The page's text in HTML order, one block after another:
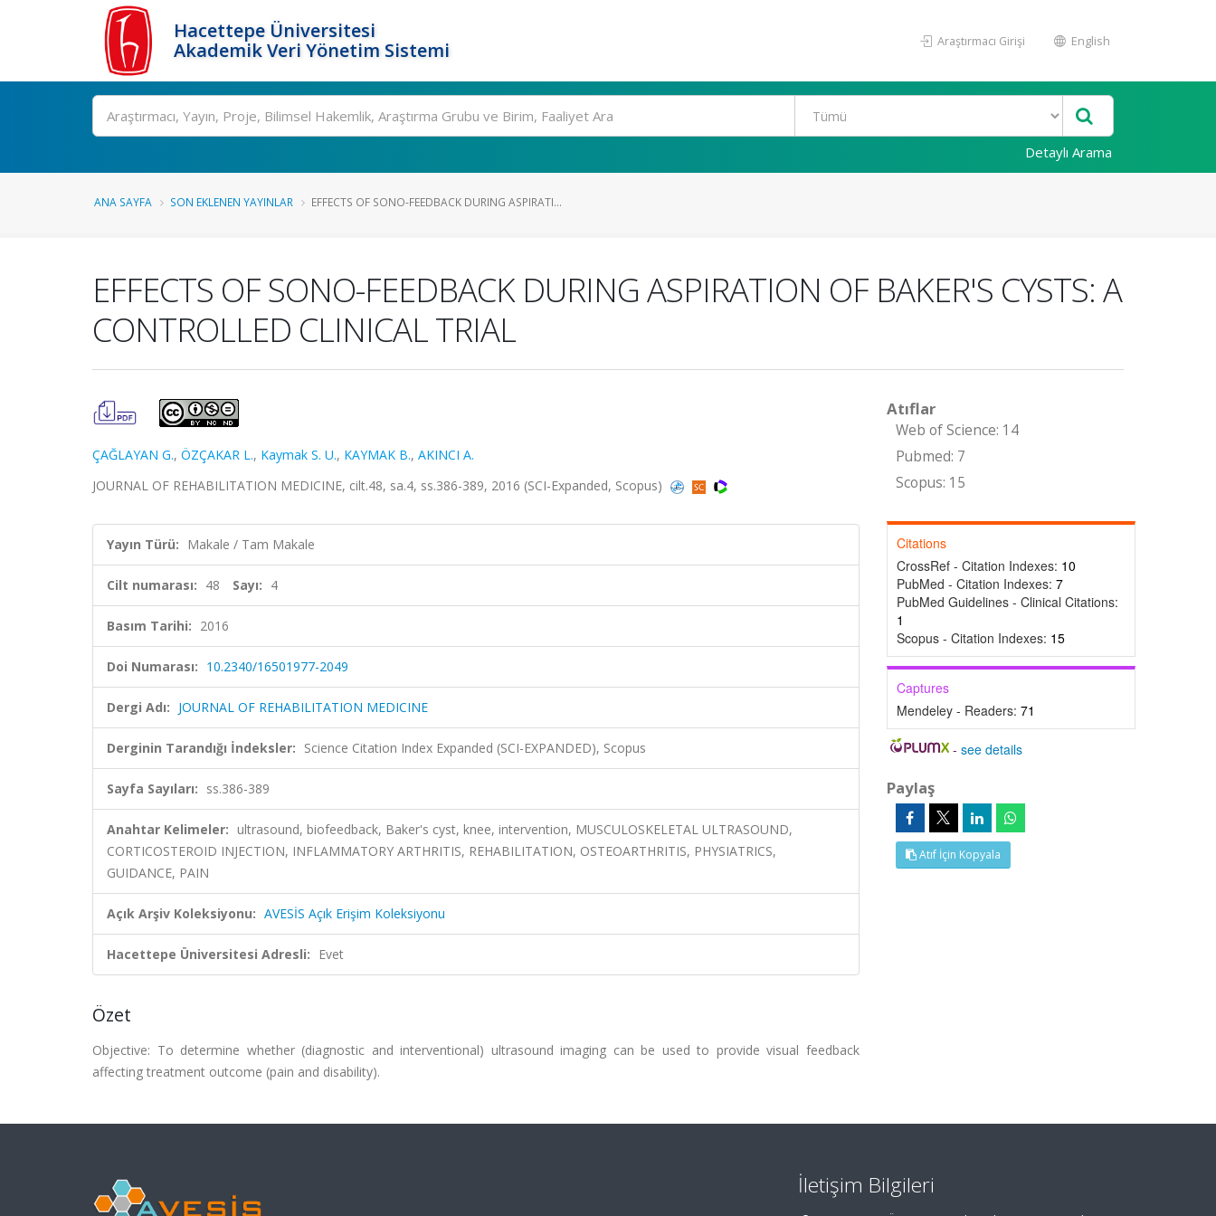
Hacettepe Üniversitesi
Akademik Veri Yönetim Sistemi
Araştırmacı Girişi English
Ara
Detaylı Arama
ANA SAYFA SON EKLENEN YAYINLAR EFFECTS OF SONO-FEEDBACK DURING ASPIRATI...
EFFECTS OF SONO-FEEDBACK DURING ASPIRATION OF BAKER'S CYSTS: A
CONTROLLED CLINICAL TRIAL
ÇAĞLAYAN G., ÖZÇAKAR L., Kaymak S. U., KAYMAK B., AKINCI A.
JOURNAL OF REHABILITATION MEDICINE, cilt.48, sa.4, ss.386-389, 2016 (SCI-Expanded, Scopus)
Yayın Türü: Makale / Tam Makale
Cilt numarası: 48 Sayı: 4
Basım Tarihi: 2016
Doi Numarası: 10.2340/16501977-2049
Dergi Adı: JOURNAL OF REHABILITATION MEDICINE
Derginin Tarandığı İndeksler: Science Citation Index Expanded (SCI-EXPANDED), Scopus
Sayfa Sayıları: ss.386-389
Anahtar Kelimeler: ultrasound, biofeedback, Baker's cyst, knee, intervention, MUSCULOSKELETAL ULTRASOUND,
CORTICOSTEROID INJECTION, INFLAMMATORY ARTHRITIS, REHABILITATION, OSTEOARTHRITIS, PHYSIATRICS,
GUIDANCE, PAIN
Açık Arşiv Koleksiyonu: AVESİS Açık Erişim Koleksiyonu
Hacettepe Üniversitesi Adresli: Evet
Özet
Objective: To determine whether (diagnostic and interventional) ultrasound imaging can be used to provide visual feedback
affecting treatment outcome (pain and disability).
Atıflar
Web of Science: 14
Pubmed: 7
Scopus: 15
Citations
CrossRef - Citation Indexes: 10
PubMed - Citation Indexes: 7
PubMed Guidelines - Clinical Citations:
1
Scopus - Citation Indexes: 15
Captures
Mendeley - Readers: 71
-see details
Paylaş
Atıf İçin Kopyala
İletişim Bilgileri